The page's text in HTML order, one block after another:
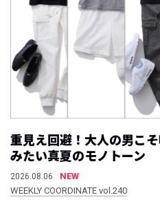
重見え回避！大人の男こ
みたい真夏のモノトーン
2026.08.06
NEW
WEEKLY COORDINATE vol.240